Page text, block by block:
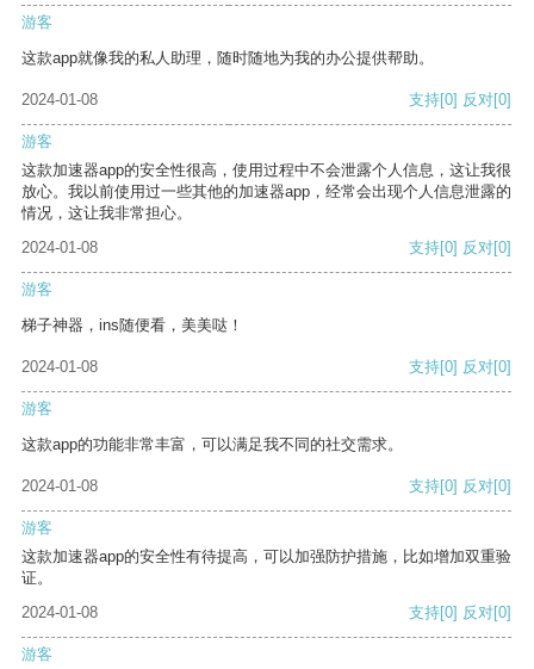
游客
这款app就像我的私人助理，随时随地为我的办公提供帮助。
2024-01-08 支持[0] 反对[0]
游客
这款加速器app的安全性很高，使用过程中不会泄露个人信息，这让我很
放心。我以前使用过一些其他的加速器app，经常会出现个人信息泄露的
情况，这让我非常担心。
2024-01-08
支持[0] 反对[0]
游客
梯子神器，ins随便看，美美哒！
2024-01-08 支持[0] 反对[0]
游客
这款app的功能非常丰富，可以满足我不同的社交需求。
2024-01-08 支持[0] 反对[0]
游客
这款加速器app的安全性有待提高，可以加强防护措施，比如增加双重验
证。
2024-01-08
支持[0] 反对[0]
游客